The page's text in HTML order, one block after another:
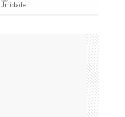
Umidade